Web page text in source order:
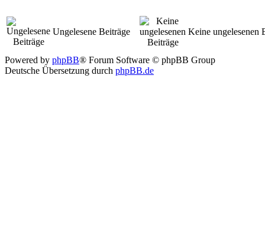
Ungelesene Beiträge Keine ungelesenen
Powered by phpBB® Forum Software © phpBB Group
Deutsche Übersetzung durch phpBB.de